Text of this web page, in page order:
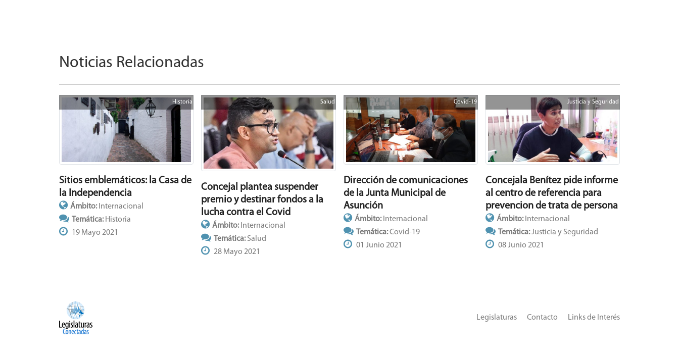
Noticias Relacionadas
Historia
Sitios emblemáticos: la Casa de
la Independencia
Ámbito: Internacional
Temática: Historia
19 Mayo 2021
Salud
Concejal plantea suspender
premio y destinar fondos a la
lucha contra el Covid
Ámbito:Internacional
Temática:Salud
28 Mayo 2021
Covid-19
Dirección de comunicaciones
de la Junta Municipal de
Asunción
Ámbito: Internacional
Temática:Covid-19
01 Junio 2021
Justicia y Seguridad
Concejala Benítez pide informe
al centro de referencia para
prevencion de trata de persona
Ámbito: Internacional
Temática:Justicia y Seguridad
08 Junio 2021
Links de Interés
Contacto
Legislaturas